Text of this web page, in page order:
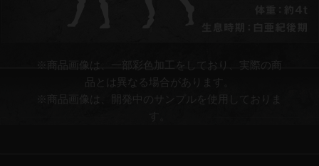
※商品画像は、一部彩色加工をしており、実際の商
品とは異なる場合があります。​
※商品画像は、開発中のサンプルを使用しておりま